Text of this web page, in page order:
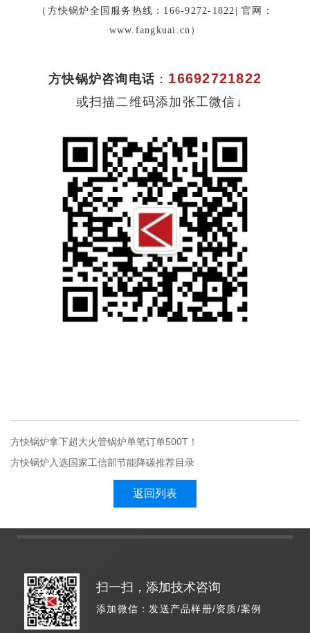
（方快锅炉全国服务热线：166-9272-1822| 官网：
www.fangkuai.cn）
方快锅炉咨询电话 ： 16692721822
或扫描二维码添加张工微信↓
方快锅炉拿下超大火管锅炉单笔订单500T！
方快锅炉入选国家工信部节能降碳推荐目录
返回列表
扫一扫，添加技术咨询
添加微信：发送产品样册/资质/案例